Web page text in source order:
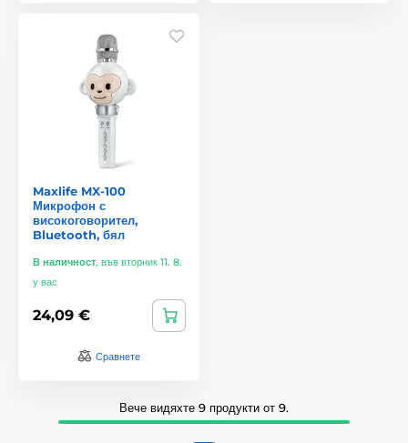
Maxlife MX-100
Микрофон с
високоговорител,
Bluetooth, бял
В наличност, във вторник 11. 8.
у вас
24,09 €
Сравнете
Вече видяхте 9 продукти от 9.